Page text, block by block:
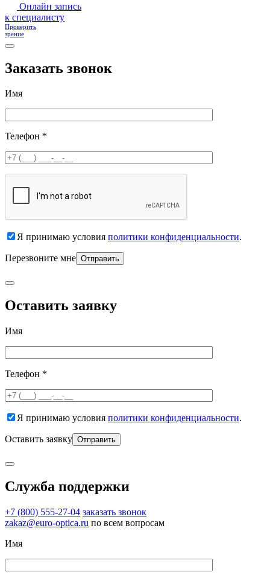
Онлайн запись
к специалисту
Проверить
зрение
Заказать звонок
Имя
Телефон *
Я принимаю условия политики конфиденциальности.
Перезвоните мне
Оставить заявку
Имя
Телефон *
Я принимаю условия политики конфиденциальности.
Оставить заявку
Служба поддержки
+7 (800) 555-27-04 заказать звонок
zakaz@euro-optica.ru по всем вопросам
Имя